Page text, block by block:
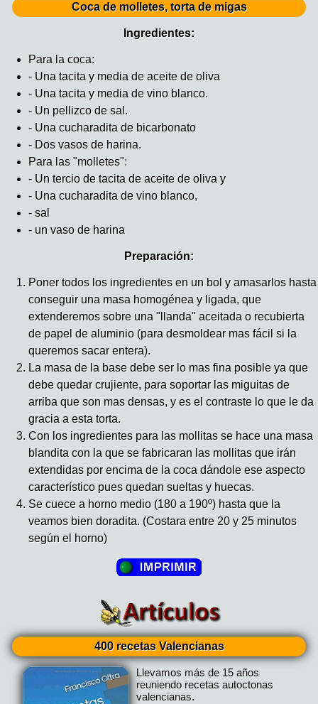
Coca de molletes, torta de migas
Ingredientes:
Para la coca:
- Una tacita y media de aceite de oliva
- Una tacita y media de vino blanco.
- Un pellizco de sal.
- Una cucharadita de bicarbonato
- Dos vasos de harina.
Para las "molletes":
- Un tercio de tacita de aceite de oliva y
- Una cucharadita de vino blanco,
- sal
- un vaso de harina
Preparación:
Poner todos los ingredientes en un bol y amasarlos hasta
conseguir una masa homogénea y ligada, que
extenderemos sobre una "llanda" aceitada o recubierta
de papel de aluminio (para desmoldear mas fácil si la
queremos sacar entera).
La masa de la base debe ser lo mas fina posible ya que
debe quedar crujiente, para soportar las miguitas de
arriba que son mas densas, y es el contraste lo que le da
gracia a esta torta.
Con los ingredientes para las mollitas se hace una masa
blandita con la que se fabricaran las mollitas que irán
extendidas por encima de la coca dándole ese aspecto
característico pues quedan sueltas y huecas.
Se cuece a horno medio (180 a 190º) hasta que la
veamos bien doradita. (Costara entre 20 y 25 minutos
según el horno)
400 recetas Valencianas
Llevamos más de 15 años
reuniendo recetas autoctonas
valencianas.